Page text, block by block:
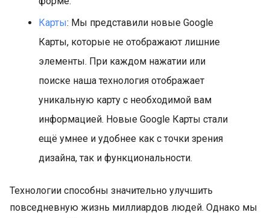
Карты: Мы представили новые Google
Карты, которые не отображают лишние
элементы. При каждом нажатии или
поиске наша технология отображает
уникальную карту с необходимой вам
информацией. Новые Google Карты стали
ещё умнее и удобнее как с точки зрения
дизайна, так и функциональности.
Технологии способны значительно улучшить
повседневную жизнь миллиардов людей. Однако мы